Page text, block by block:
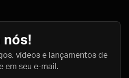
nós!
vídeos e lançamentos de
em seu e-mail.